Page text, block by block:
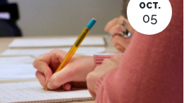
OCT.
05